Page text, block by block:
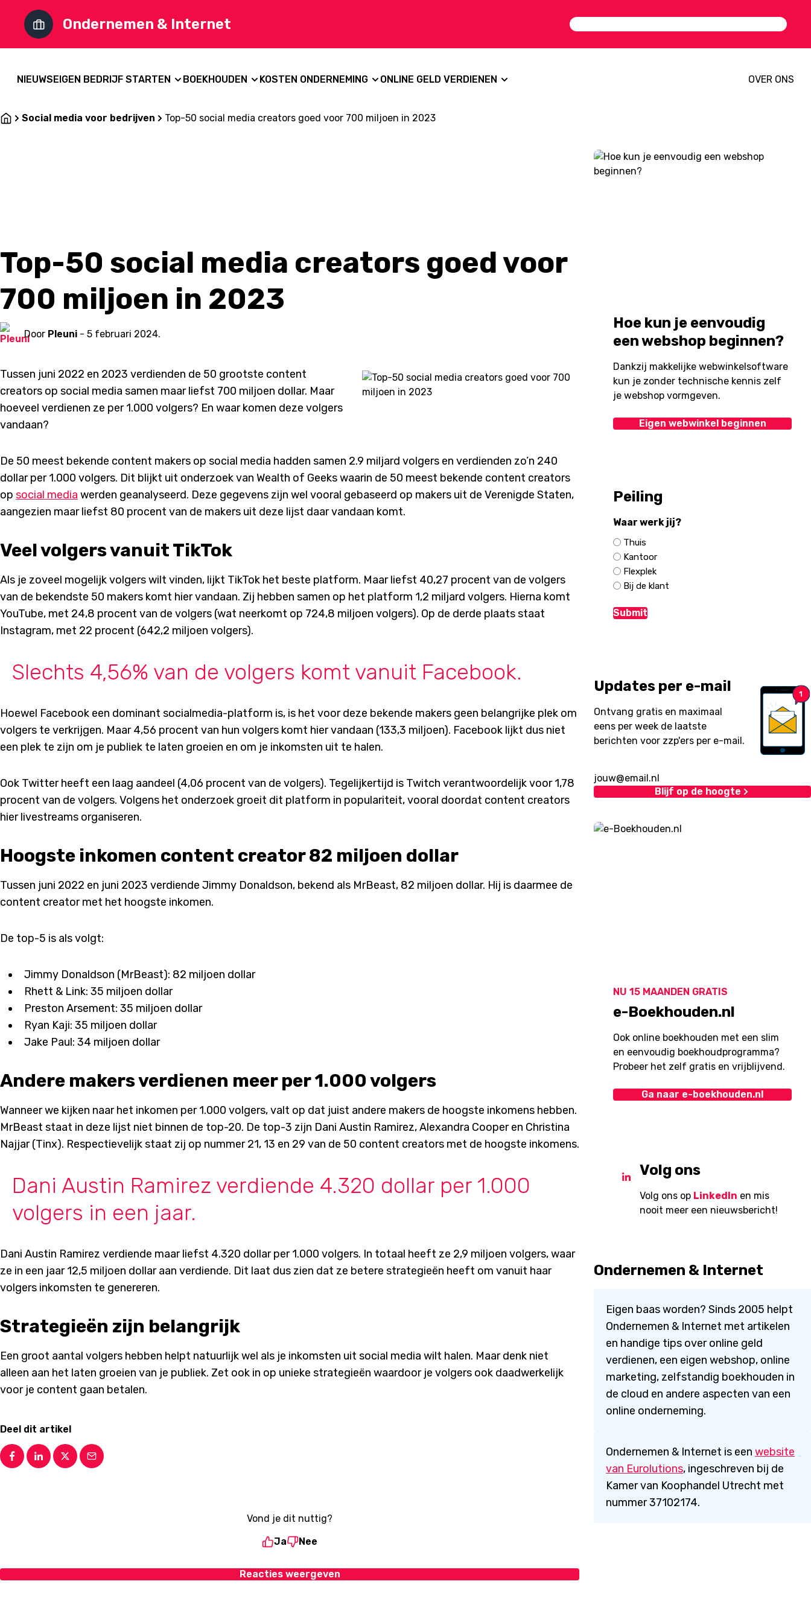
Ondernemen & Internet
NIEUWSEIGEN BEDRIJF STARTEN BOEKHOUDEN KOSTEN ONDERNEMING ONLINE GELD VERDIENEN OVER ONS
Social media voor bedrijven Top-50 social media creators goed voor 700 miljoen in 2023
Top-50 social media creators goed voor
700 miljoen in 2023
Door Pleuni - 5 februari 2024.
Tussen juni 2022 en 2023 verdienden de 50 grootste content
creators op social media samen maar liefst 700 miljoen dollar. Maar
hoeveel verdienen ze per 1.000 volgers? En waar komen deze volgers
vandaan?
De 50 meest bekende content makers op social media hadden samen 2.9 miljard volgers en verdienden zo’n 240
dollar per 1.000 volgers. Dit blijkt uit onderzoek van Wealth of Geeks waarin de 50 meest bekende content creators
op social media werden geanalyseerd. Deze gegevens zijn wel vooral gebaseerd op makers uit de Verenigde Staten,
aangezien maar liefst 80 procent van de makers uit deze lijst daar vandaan komt.
Veel volgers vanuit TikTok
Als je zoveel mogelijk volgers wilt vinden, lijkt TikTok het beste platform. Maar liefst 40,27 procent van de volgers
van de bekendste 50 makers komt hier vandaan. Zij hebben samen op het platform 1,2 miljard volgers. Hierna komt
YouTube, met 24,8 procent van de volgers (wat neerkomt op 724,8 miljoen volgers). Op de derde plaats staat
Instagram, met 22 procent (642,2 miljoen volgers).
Slechts 4,56% van de volgers komt vanuit Facebook.
Hoewel Facebook een dominant socialmedia-platform is, is het voor deze bekende makers geen belangrijke plek om
volgers te verkrijgen. Maar 4,56 procent van hun volgers komt hier vandaan (133,3 miljoen). Facebook lijkt dus niet
een plek te zijn om je publiek te laten groeien en om je inkomsten uit te halen.
Ook Twitter heeft een laag aandeel (4,06 procent van de volgers). Tegelijkertijd is Twitch verantwoordelijk voor 1,78
procent van de volgers. Volgens het onderzoek groeit dit platform in populariteit, vooral doordat content creators
hier livestreams organiseren.
Hoogste inkomen content creator 82 miljoen dollar
Tussen juni 2022 en juni 2023 verdiende Jimmy Donaldson, bekend als MrBeast, 82 miljoen dollar. Hij is daarmee de
content creator met het hoogste inkomen.
De top-5 is als volgt:
Jimmy Donaldson (MrBeast): 82 miljoen dollar
Rhett & Link: 35 miljoen dollar
Preston Arsement: 35 miljoen dollar
Ryan Kaji: 35 miljoen dollar
Jake Paul: 34 miljoen dollar
Andere makers verdienen meer per 1.000 volgers
Wanneer we kijken naar het inkomen per 1.000 volgers, valt op dat juist andere makers de hoogste inkomens hebben.
MrBeast staat in deze lijst niet binnen de top-20. De top-3 zijn Dani Austin Ramirez, Alexandra Cooper en Christina
Najjar (Tinx). Respectievelijk staat zij op nummer 21, 13 en 29 van de 50 content creators met de hoogste inkomens.
Dani Austin Ramirez verdiende 4.320 dollar per 1.000
volgers in een jaar.
Dani Austin Ramirez verdiende maar liefst 4.320 dollar per 1.000 volgers. In totaal heeft ze 2,9 miljoen volgers, waar
ze in een jaar 12,5 miljoen dollar aan verdiende. Dit laat dus zien dat ze betere strategieën heeft om vanuit haar
volgers inkomsten te genereren.
Strategieën zijn belangrijk
Een groot aantal volgers hebben helpt natuurlijk wel als je inkomsten uit social media wilt halen. Maar denk niet
alleen aan het laten groeien van je publiek. Zet ook in op unieke strategieën waardoor je volgers ook daadwerkelijk
voor je content gaan betalen.
Deel dit artikel
Vond je dit nuttig?
Ja
Nee
Reacties weergeven
Hoe kun je eenvoudig
een webshop beginnen?
Dankzij makkelijke webwinkelsoftware
kun je zonder technische kennis zelf
je webshop vormgeven.
Eigen webwinkel beginnen
Peiling
Waar werk jij?
Thuis
Kantoor
Flexplek
Bij de klant
Updates per e-mail
Ontvang gratis en maximaal
eens per week de laatste
berichten voor zzp'ers per e-mail.
Blijf op de hoogte
NU 15 MAANDEN GRATIS
e-Boekhouden.nl
Ook online boekhouden met een slim
en eenvoudig boekhoudprogramma?
Probeer het zelf gratis en vrijblijvend.
Ga naar e-boekhouden.nl
Volg ons
Volg ons op LinkedIn en mis
nooit meer een nieuwsbericht!
Ondernemen & Internet
Eigen baas worden? Sinds 2005 helpt
Ondernemen & Internet met artikelen
en handige tips over online geld
verdienen, een eigen webshop, online
marketing, zelfstandig boekhouden in
de cloud en andere aspecten van een
online onderneming.
Ondernemen & Internet is een website
van Eurolutions, ingeschreven bij de
Kamer van Koophandel Utrecht met
nummer 37102174.